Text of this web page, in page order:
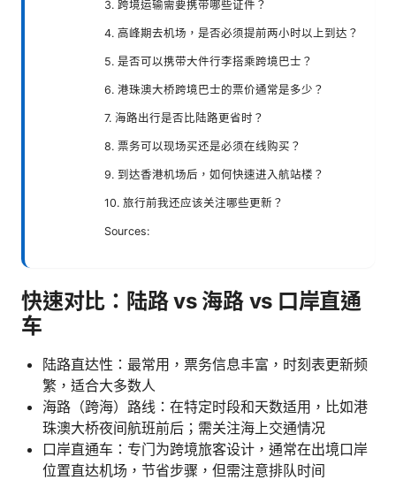
3. 跨境运输需要携带哪些证件？
4. 高峰期去机场，是否必须提前两小时以上到达？
5. 是否可以携带大件行李搭乘跨境巴士？
6. 港珠澳大桥跨境巴士的票价通常是多少？
7. 海路出行是否比陆路更省时？
8. 票务可以现场买还是必须在线购买？
9. 到达香港机场后，如何快速进入航站楼？
10. 旅行前我还应该关注哪些更新？
Sources:
快速对比：陆路 vs 海路 vs 口岸直通
车
陆路直达性：最常用，票务信息丰富，时刻表更新频
繁，适合大多数人
海路（跨海）路线：在特定时段和天数适用，比如港
珠澳大桥夜间航班前后；需关注海上交通情况
口岸直通车：专门为跨境旅客设计，通常在出境口岸
位置直达机场，节省步骤，但需注意排队时间